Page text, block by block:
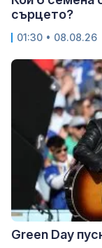
сърцето?
01:30 • 08.08.26
Green Day